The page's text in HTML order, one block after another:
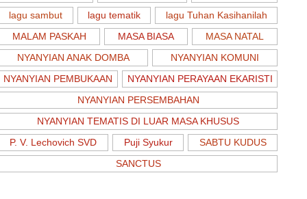
lagu sambut
lagu tematik
lagu Tuhan Kasihanilah
MALAM PASKAH
MASA BIASA
MASA NATAL
NYANYIAN ANAK DOMBA
NYANYIAN KOMUNI
NYANYIAN PEMBUKAAN
NYANYIAN PERAYAAN EKARISTI
NYANYIAN PERSEMBAHAN
NYANYIAN TEMATIS DI LUAR MASA KHUSUS
P. V. Lechovich SVD
Puji Syukur
SABTU KUDUS
SANCTUS